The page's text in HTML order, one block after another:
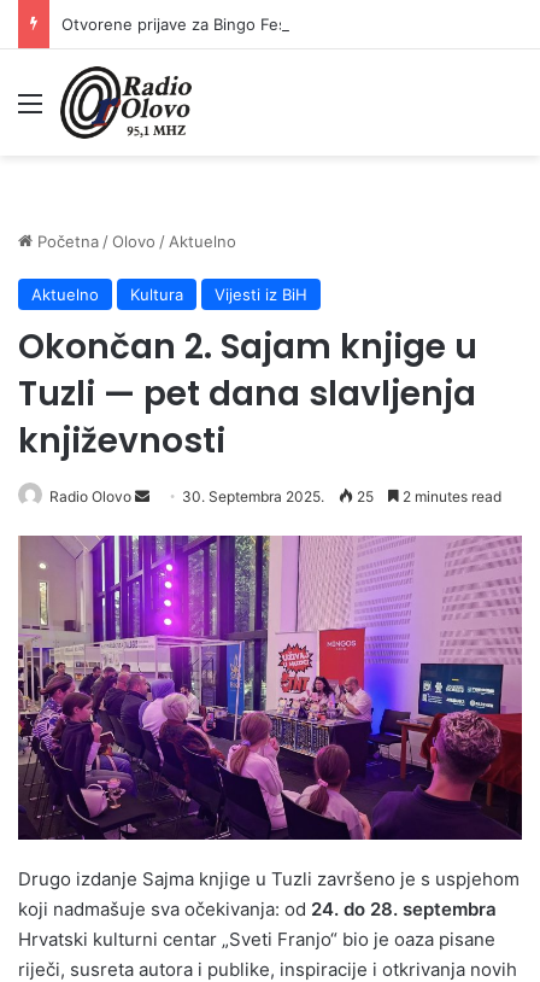
Meni
Početna /Olovo / Aktuelno
Aktuelno Kultura Vijesti iz BiH
Okončan 2. Sajam knjige u
Tuzli — pet dana slavljenja
književnosti
Radio Olovo
n
a
n
e
m
a
i
l
30. Septembra 2025. 25 2 minutes read
Drugo izdanje Sajma knjige u Tuzli završeno je s uspjehom
koji nadmašuje sva očekivanja: od 24. do 28. septembra
Hrvatski kulturni centar „Sveti Franjo“ bio je oaza pisane
riječi, susreta autora i publike, inspiracije i otkrivanja novih